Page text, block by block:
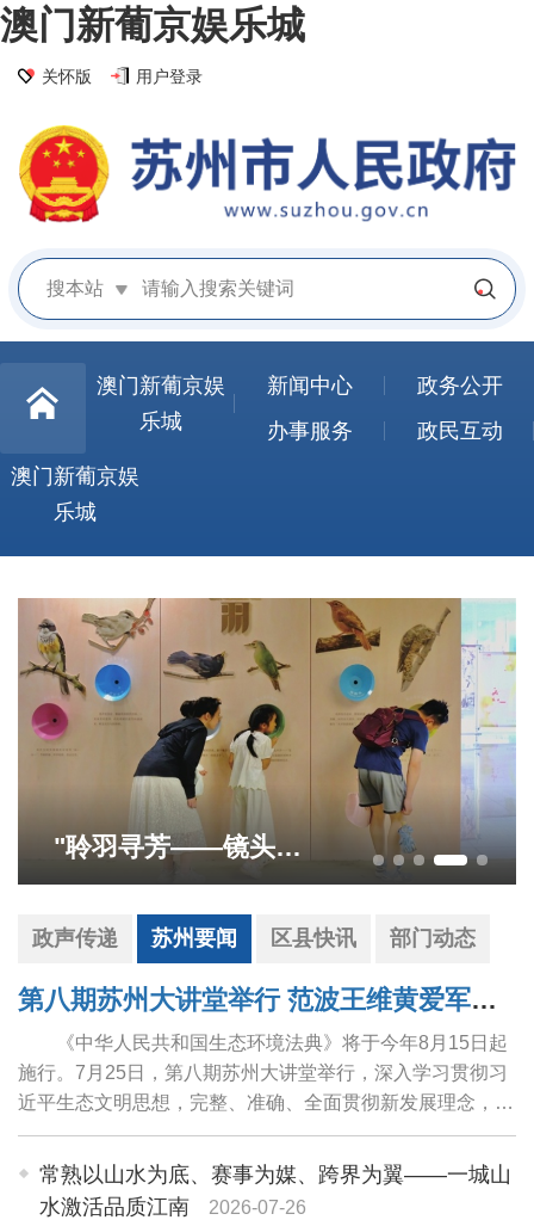
澳门新葡京娱乐城
关怀版 用户登录
搜本站
澳门新葡京娱
乐城
新闻中心
政务公开
办事服务
政民互动
澳门新葡京娱
乐城
"聆羽寻芳——镜头下的苏州自然笔记"展览于狮山文化广场启幕
政声传递 苏州要闻 区县快讯 部门动态
第八期苏州大讲堂举行 范波王维黄爱军朱民参加学习
《中华人民共和国生态环境法典》将于今年8月15日起
施行。7月25日，第八期苏州大讲堂举行，深入学习贯彻习
近平生态文明思想，完整、准确、全面贯彻新发展理念，更
好理解把握《中华人民共和国生态环境法典》精神，进一步
提升干部队伍法治素养、专业能力，加快推...
常熟以山水为底、赛事为媒、跨界为翼——一城山
水激活品质江南
2026-07-26